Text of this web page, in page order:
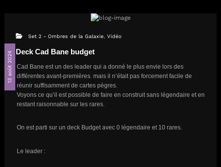
13 août 2024
Set 2 - Ombres de la Galaxie, Vidéo
Deck Cad Bane budget
Cad Bane est un des leader qui a donné le plus envie lors des
différentes avant-premières. mais il n’était pas forcement facile de
réunir suffisamment de cartes pègres.
Voyons ce qu’il est possible de faire en construit sans légendaire et en
restant raisonnable sur les rares.
On est parti sur un deck Budget avec 0 légendaire et 10 rares.
Le leader :